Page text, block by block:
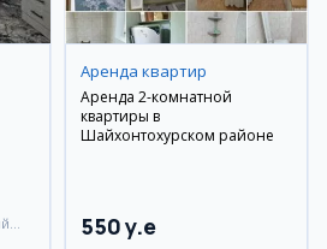
Аренда квартир
Аренда 2-комнатной
квартиры в
Шайхонтохурском районе
550 y.e